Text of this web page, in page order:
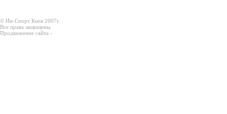
© Ин-Спорт Киев 2007г.
Все права защищены.
Продвижение сайта -